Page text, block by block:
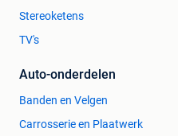
Stereoketens
TV's
Auto-onderdelen
Banden en Velgen
Carrosserie en Plaatwerk